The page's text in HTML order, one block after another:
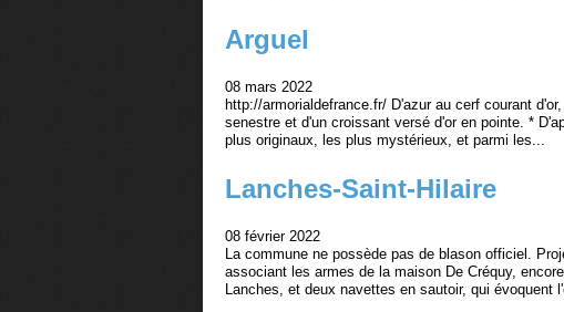
Arguel
08 mars 2022
http://armorialdefrance.fr/ D'azur au cerf courant
senestre et d'un croissant versé d'or en pointe. *
plus originaux, les plus mystérieux, et parmi les...
Lanches-Saint-Hilaire
08 février 2022
La commune ne possède pas de blason officiel.
associant les armes de la maison De Créquy,
Lanches, et deux navettes en sautoir, qui évoquent